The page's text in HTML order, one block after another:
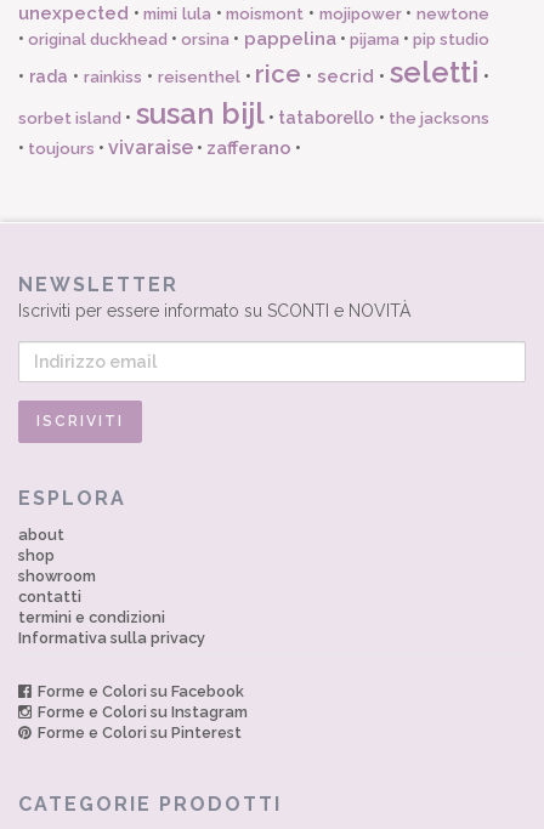
unexpected •mimi lula •moismont • mojipower•newtone
•original duckhead •orsina • pappelina• pijama • pip studio
• rada • rainkiss • reisenthel• rice •secrid •seletti •
sorbet island • susan bijl• tataborello • the jacksons
• toujours • vivaraise • zafferano •
NEWSLETTER
Iscriviti per essere informato su SCONTI e NOVITÀ
ESPLORA
about
shop
showroom
contatti
termini e condizioni
Informativa sulla privacy
Forme e Colori su Facebook
Forme e Colori su Instagram
Forme e Colori su Pinterest
CATEGORIE PRODOTTI